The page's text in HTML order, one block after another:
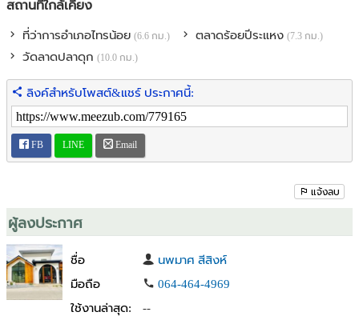
สถานที่ใกล้เคียง
ที่ว่าการอำเภอไทรน้อย (6.6 กม.) ตลาดร้อยปีระแหง (7.3 กม.)
วัดลาดปลาดุก (10.0 กม.)
ลิงค์สำหรับโพสต์&แชร์ ประกาศนี้:
FB LINE Email
แจ้งลบ
ผู้ลงประกาศ
ชื่อ
นพมาศ สีสิงห์
มือถือ
064-464-4969
ใช้งานล่าสุด:
--